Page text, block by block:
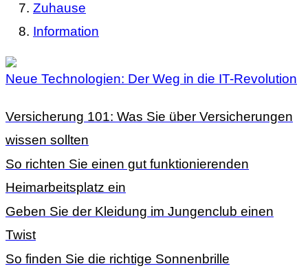
Zuhause
Information
Neue Technologien: Der Weg in die IT-Revolution
Versicherung 101: Was Sie über Versicherungen
wissen sollten
So richten Sie einen gut funktionierenden
Heimarbeitsplatz ein
Geben Sie der Kleidung im Jungenclub einen
Twist
So finden Sie die richtige Sonnenbrille